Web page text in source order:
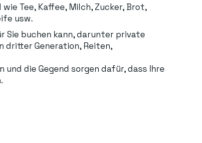
Tee, Kaffee, Milch, Zucker, Brot,
usw.
Sie buchen kann, darunter private
dritter Generation, Reiten,
die Gegend sorgen dafür, dass Ihre